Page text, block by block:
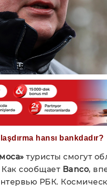
hansı bankdadır?
туристы смогут
сообщает Banco,
РБК.